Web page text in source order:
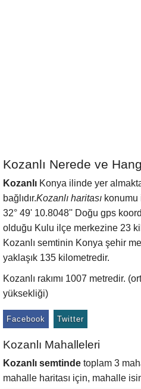
Kozanlı Nerede ve
Kozanlı Konya ilinde yer
bağlıdır.Kozanlı haritası konumu
32° 49' 10.8048'' Doğu gps
olduğu Kulu ilçe merkezine 23
Kozanlı semtinin Konya şehir
yaklaşık 135 kilometredir.
Kozanlı rakımı 1007 metredir.
yüksekliği)
Facebook Twitter
Kozanlı Mahalleleri
Kozanlı semtinde toplam 3
mahalle haritası için, mahalle